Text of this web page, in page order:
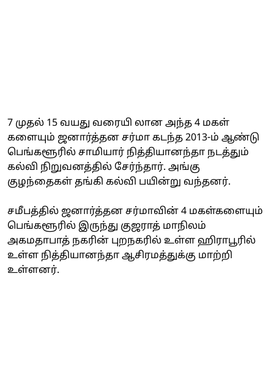
7 முதல் 15 வயது வரையி லான அந்த 4 மகள்
களையும் ஜனார்த்தன சர்மா கடந்த 2013-ம் ஆண்டு
பெங்களூரில் சாமியார் நித்தியானந்தா நடத்தும்
கல்வி நிறுவனத்தில் சேர்ந்தார். அங்கு
குழந்தைகள் தங்கி கல்வி பயின்று வந்தனர்.
சமீபத்தில் ஜனார்த்தன சர்மாவின் 4 மகள்களையும்
பெங்களூரில் இருந்து குஜராத் மாநிலம்
அகமதாபாத் நகரின் புறநகரில் உள்ள ஹிராபூரில்
உள்ள நித்தியானந்தா ஆசிரமத்துக்கு மாற்றி
உள்ளனர்.